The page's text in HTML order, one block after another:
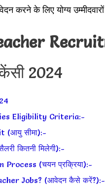
करने के लिए योग्य
2024
Eligibility Criteria:-
(आयु सीमा):-
कितनी मिलेगी):-
Process (चयन प्रक्रिया):-
Jobs? (आवेदन कैसे करें?):-